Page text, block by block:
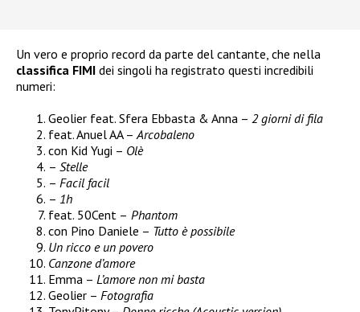
Un vero e proprio record da parte del cantante, che nella
classifica FIMI dei singoli ha registrato questi incredibili
numeri:
Geolier feat. Sfera Ebbasta & Anna – 2 giorni di fila
feat. Anuel AA –Arcobaleno
con Kid Yugi – Olè
– Stelle
– Facil facil
– 1h
feat. 50Cent – Phantom
con Pino Daniele – Tutto è possibile
Un ricco e un povero
Canzone d’amore
Emma – L’amore non mi basta
Geolier – Fotografia